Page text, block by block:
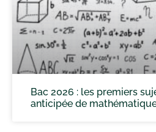
Bac 2026 : les premiers
anticipée de